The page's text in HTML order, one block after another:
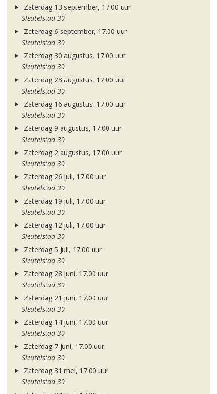
Zaterdag 13 september, 17.00 uur
Sleutelstad 30
Zaterdag 6 september, 17.00 uur
Sleutelstad 30
Zaterdag 30 augustus, 17.00 uur
Sleutelstad 30
Zaterdag 23 augustus, 17.00 uur
Sleutelstad 30
Zaterdag 16 augustus, 17.00 uur
Sleutelstad 30
Zaterdag 9 augustus, 17.00 uur
Sleutelstad 30
Zaterdag 2 augustus, 17.00 uur
Sleutelstad 30
Zaterdag 26 juli, 17.00 uur
Sleutelstad 30
Zaterdag 19 juli, 17.00 uur
Sleutelstad 30
Zaterdag 12 juli, 17.00 uur
Sleutelstad 30
Zaterdag 5 juli, 17.00 uur
Sleutelstad 30
Zaterdag 28 juni, 17.00 uur
Sleutelstad 30
Zaterdag 21 juni, 17.00 uur
Sleutelstad 30
Zaterdag 14 juni, 17.00 uur
Sleutelstad 30
Zaterdag 7 juni, 17.00 uur
Sleutelstad 30
Zaterdag 31 mei, 17.00 uur
Sleutelstad 30